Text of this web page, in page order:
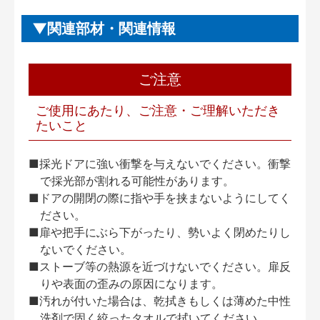
関連部材・関連情報
ご注意
ご使用にあたり、ご注意・ご理解いただき
たいこと
■採光ドアに強い衝撃を与えないでください。衝撃
で採光部が割れる可能性があります。
■ドアの開閉の際に指や手を挟まないようにしてく
ださい。
■扉や把手にぶら下がったり、勢いよく閉めたりし
ないでください。
■ストーブ等の熱源を近づけないでください。扉反
りや表面の歪みの原因になります。
■汚れが付いた場合は、乾拭きもしくは薄めた中性